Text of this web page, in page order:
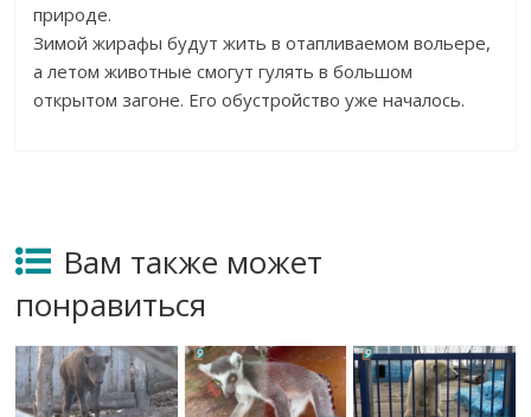
природе.
Зимой жирафы будут жить в отапливаемом вольере,
а летом животные смогут гулять в большом
открытом загоне. Его обустройство уже началось.
Вам также может
понравиться